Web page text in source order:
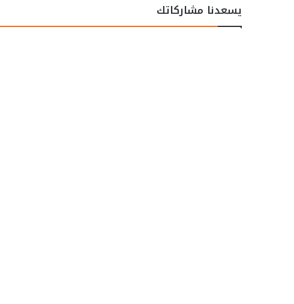
يسعدنا مشاركاتك